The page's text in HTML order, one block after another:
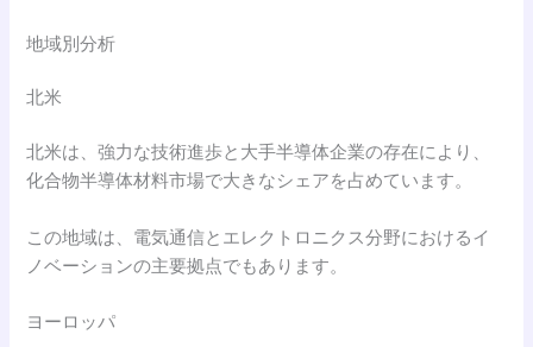
地域別分析
北米
北米は、強力な技術進歩と大手半導体企業の存在により、
化合物半導体材料市場で大きなシェアを占めています。
この地域は、電気通信とエレクトロニクス分野におけるイ
ノベーションの主要拠点でもあります。
ヨーロッパ